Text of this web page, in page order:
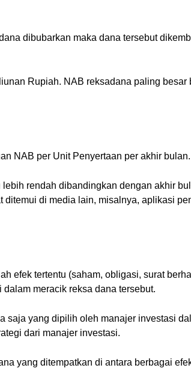
dibubarkan maka dana tersebut
Rupiah. NAB reksadana paling besar
NAB per Unit Penyertaan per akhir bulan.
rendah dibandingkan dengan akhir
ditemui di media lain, misalnya, aplikasi
efek tertentu (saham, obligasi, surat
meracik reksa dana tersebut.
saja yang dipilih oleh manajer investasi
dari manajer investasi.
yang ditempatkan di antara berbagai